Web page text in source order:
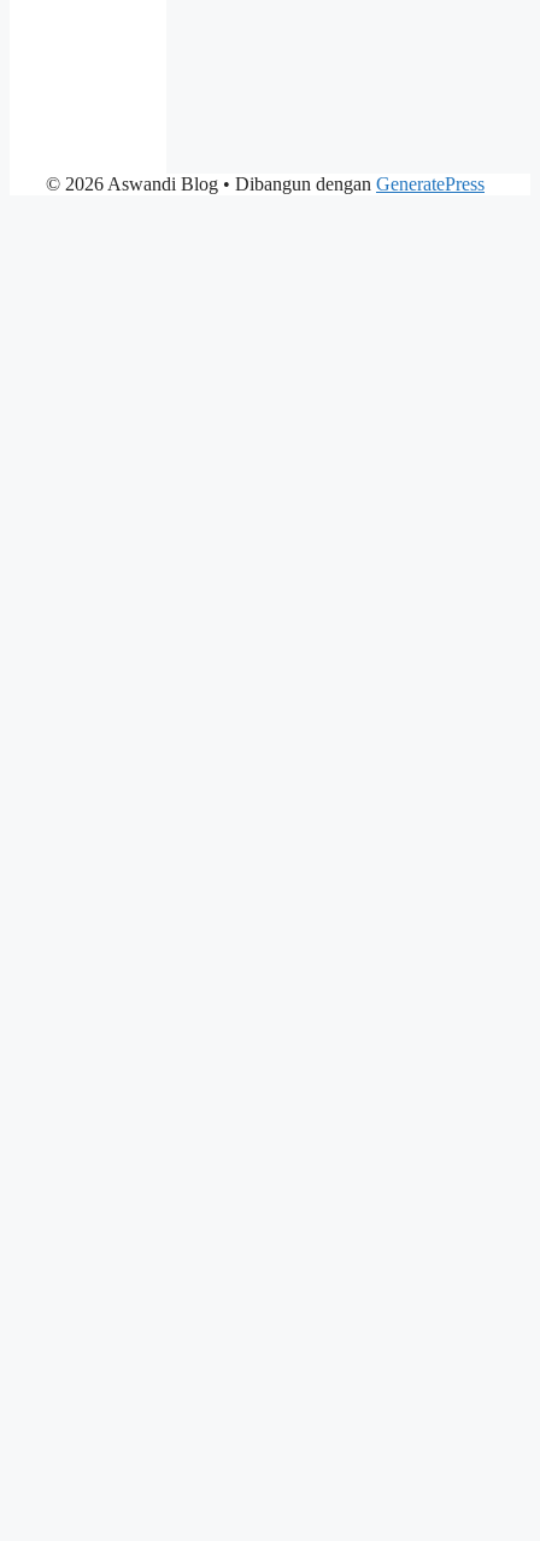
© 2026 Aswandi Blog • Dibangun dengan GeneratePress